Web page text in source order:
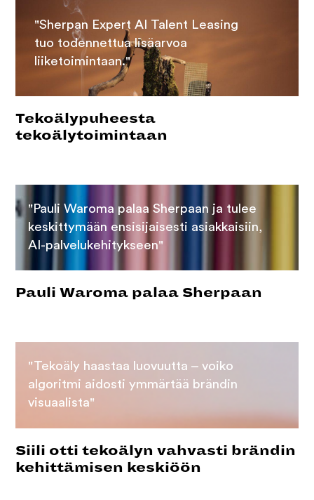
"Sherpan Expert AI Talent Leasing
tuo todennettua lisäarvoa
liiketoimintaan."
Tekoälypuheesta
tekoälytoimintaan
"Pauli Waroma palaa Sherpaan ja tulee
keskittymään ensisijaisesti asiakkaisiin,
AI-palvelukehitykseen"
Pauli Waroma palaa Sherpaan
"Tekoäly haastaa luovuutta – voiko
algoritmi aidosti ymmärtää brändin
visuaalista"
Siili otti tekoälyn vahvasti brändin
kehittämisen keskiöön